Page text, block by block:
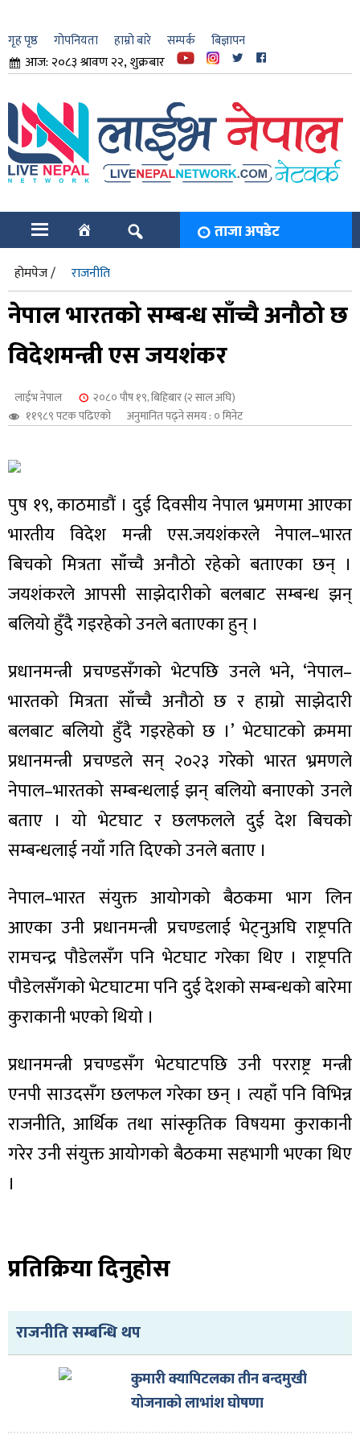
गृह पृष्ठ गोपनियता हाम्रो बारे सम्पर्क बिज्ञापन
आज: २०८३ श्रावण २२, शुक्रबार
ताजा अपडेट
होमपेज / राजनीति
नेपाल भारतको सम्बन्ध साँच्चै अनौठो छ
विदेशमन्त्री एस जयशंकर
लाईभ नेपाल
२०८० पौष १९, बिहिबार (२ साल अघि)
११९८९ पटक पढिएको
अनुमानित पढ्ने समय : ० मिनेट
पुष १९, काठमाडौं । दुई दिवसीय नेपाल भ्रमणमा आएका
भारतीय विदेश मन्त्री एस.जयशंकरले नेपाल–भारत
बिचको मित्रता साँच्चै अनौठो रहेको बताएका छन् ।
जयशंकरले आपसी साझेदारीको बलबाट सम्बन्ध झन्
बलियो हुँदै गइरहेको उनले बताएका हुन् ।
प्रधानमन्त्री प्रचण्डसँगको भेटपछि उनले भने, ‘नेपाल–
भारतको मित्रता साँच्चै अनौठो छ र हाम्रो साझेदारी
बलबाट बलियो हुँदै गइरहेको छ ।’ भेटघाटको क्रममा
प्रधानमन्त्री प्रचण्डले सन् २०२३ गरेको भारत भ्रमणले
नेपाल–भारतको सम्बन्धलाई झन् बलियो बनाएको उनले
बताए । यो भेटघाट र छलफलले दुई देश बिचको
सम्बन्धलाई नयाँ गति दिएको उनले बताए ।
नेपाल–भारत संयुक्त आयोगको बैठकमा भाग लिन
आएका उनी प्रधानमन्त्री प्रचण्डलाई भेट्नुअघि राष्ट्रपति
रामचन्द्र पौडेलसँग पनि भेटघाट गरेका थिए । राष्ट्रपति
पौडेलसँगको भेटघाटमा पनि दुई देशको सम्बन्धको बारेमा
कुराकानी भएको थियो ।
प्रधानमन्त्री प्रचण्डसँग भेटघाटपछि उनी परराष्ट्र मन्त्री
एनपी साउदसँग छलफल गरेका छन् । त्यहाँ पनि विभिन्न
राजनीति, आर्थिक तथा सांस्कृतिक विषयमा कुराकानी
गरेर उनी संयुक्त आयोगको बैठकमा सहभागी भएका थिए
।
प्रतिक्रिया दिनुहोस
राजनीति सम्बन्धि थप
कुमारी क्यापिटलका तीन बन्दमुखी
योजनाको लाभांश घोषणा